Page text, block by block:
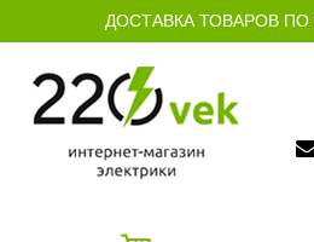
ДОСТАВКА ТОВАРОВ